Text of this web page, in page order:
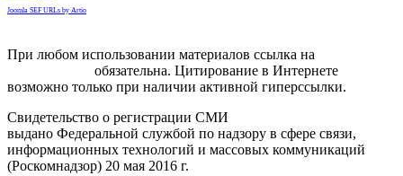
Joomla SEF URLs by Artio
При любом использовании материалов ссылка на
обязательна. Цитирование в Интернете
возможно только при наличии активной гиперссылки.
Свидетельство о регистрации СМИ
выдано Федеральной службой по надзору в сфере связи,
информационных технологий и массовых коммуникаций
(Роскомнадзор) 20 мая 2016 г.